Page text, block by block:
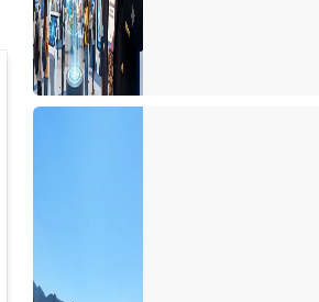
Türkiye'de cruise turları neden artmıyor?
Avrupa'da tanıtım elçisi